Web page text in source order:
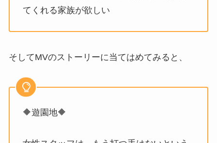
てくれる家族が欲しい
そしてMVのストーリーに当てはめてみると、
🔶遊園地🔶